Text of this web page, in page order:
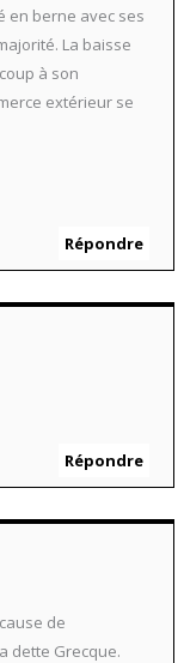
en berne avec ses
La baisse
à son
extérieur se
Répondre
Répondre
de
dette Grecque.